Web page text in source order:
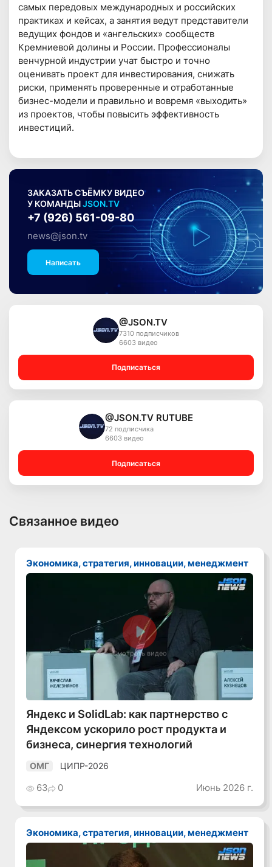
самых передовых международных и российских
практиках и кейсах, а занятия ведут представители
ведущих фондов и «ангельских» сообществ
Кремниевой долины и России. Профессионалы
венчурной индустрии учат быстро и точно
оценивать проект для инвестирования, снижать
риски, применять проверенные и отработанные
бизнес-модели и правильно и вовремя «выходить»
из проектов, чтобы повысить эффективность
инвестиций.
ЗАКАЗАТЬ СЪЁМКУ ВИДЕО
У КОМАНДЫJSON.TV
+7 (926) 561-09-80
news@json.tv
Написать
@JSON.TV
7310 подписчиков
6603 видео
Подписаться
@JSON.TV RUTUBE
72 подписчика
6603 видео
Подписаться
Связанное видео
Экономика, стратегия, инновации, менеджмент
Смотреть видео
Яндекс и SolidLab: как партнерство с
Яндексом ускорило рост продукта и
бизнеса, синергия технологий
ОМГ ЦИПР-2026
63 0 Июнь 2026 г.
Экономика, стратегия, инновации, менеджмент